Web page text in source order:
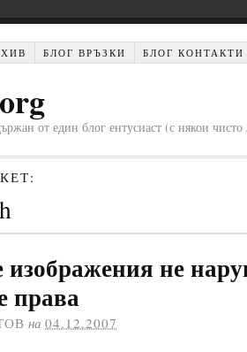
БЛОГ ВРЪЗКИ БЛОГ КОНТАКТИ
от един блог ентусиаст (с някои
изображения не
права
на 04.12.2007